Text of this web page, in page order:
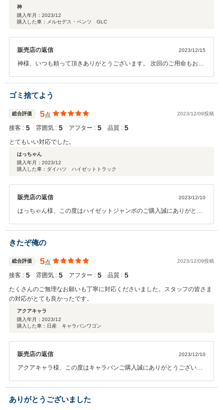
神
購入年月： 2023/12
購入した車：メルセデス・ベンツ GLC
販売店の返信 2023/12/15
神様、いつも頼って頂きありがとうございます。 次回のご用命もお待
ゴミ捨てよう
総合評価 5点 2023/12/09投稿
接客 : 5 雰囲気 : 5 アフター : 5 品質 : 5
とてもいい対応でした。
はっちゃん
購入年月： 2023/12
購入した車：ダイハツ ハイゼットトラック
販売店の返信 2023/12/10
はっちゃん様、この度はハイゼットジャンボのご購入誠にありがとう
りの落ち葉掃除もはかどるのではないでしょうか！来年早々は一杯楽
しみしております。今後もよろしくお願いいたします。
きたぞ俺の
総合評価 5点 2023/12/09投稿
接客 : 5 雰囲気 : 5 アフター : 5 品質 : 5
たくさんのご無理なお願いも丁寧に対応くださいました。スタッフの皆さま
の対応がとても良かったです。
アクアキャラ
購入年月： 2023/12
購入した車：日産 キャラバンワゴン
販売店の返信 2023/12/10
アクアキャラ様、この度はキャラバンご購入誠にありがとうございま
様な注文する方々が多かったですが最近は減ってきました。しかし久
しぶりに楽しめましたよ。出来上がりも非常にかっこよかったです。
これからからもよろしくお願いいたします。
ありがとうございました